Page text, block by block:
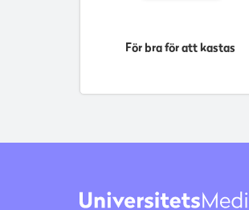
För bra för att kastas